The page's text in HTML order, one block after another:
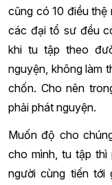
cũng có 10 điều
các đại tổ sư đều
khi tu tập theo
nguyện, không làm
chốn. Cho nên
phải phát nguyện.
Muốn độ cho
cho mình, tu tập thì
người cùng tiến tới